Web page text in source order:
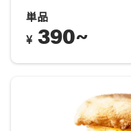
単品
¥ 390~